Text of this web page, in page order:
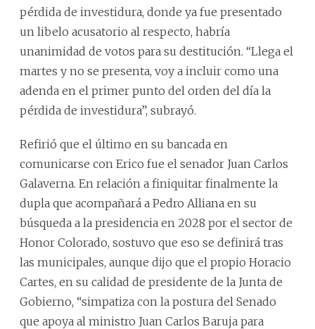
pérdida de investidura, donde ya fue presentado
un libelo acusatorio al respecto, habría
unanimidad de votos para su destitución. “Llega el
martes y no se presenta, voy a incluir como una
adenda en el primer punto del orden del día la
pérdida de investidura”, subrayó.
Refirió que el último en su bancada en
comunicarse con Erico fue el senador Juan Carlos
Galaverna. En relación a finiquitar finalmente la
dupla que acompañará a Pedro Alliana en su
búsqueda a la presidencia en 2028 por el sector de
Honor Colorado, sostuvo que eso se definirá tras
las municipales, aunque dijo que el propio Horacio
Cartes, en su calidad de presidente de la Junta de
Gobierno, “simpatiza con la postura del Senado
que apoya al ministro Juan Carlos Baruja para